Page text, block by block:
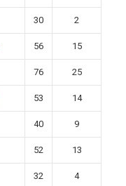
30 2
56 15
76 25
53 14
40 9
52 13
32 4